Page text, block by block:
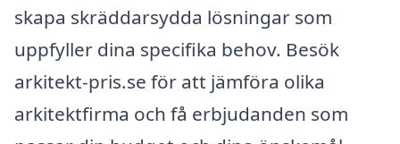
skapa skräddarsydda lösningar som
uppfyller dina specifika behov. Besök
arkitekt-pris.se för att jämföra olika
arkitektfirma och få erbjudanden som